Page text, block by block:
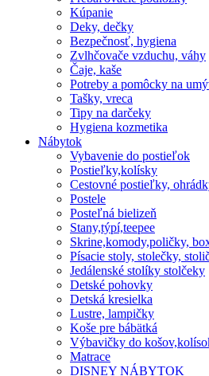
Kúpanie
Deky, dečky
Bezpečnosť, hygiena
Zvlhčovače vzduchu, váhy
Čaje, kaše
Potreby a pomôcky na
Tašky, vreca
Tipy na darčeky
Hygiena kozmetika
Nábytok
Vybavenie do postieľok
Postieľky,kolísky
Cestovné postieľky,
Postele
Posteľná bielizeň
Stany,týpí,teepee
Skrine,komody,poličky,
Písacie stoly, stolečky,
Jedálenské stolíky stolčeky
Detské pohovky
Detská kresielka
Lustre, lampičky
Koše pre bábätká
Výbavičky do
Matrace
DISNEY NÁBYTOK